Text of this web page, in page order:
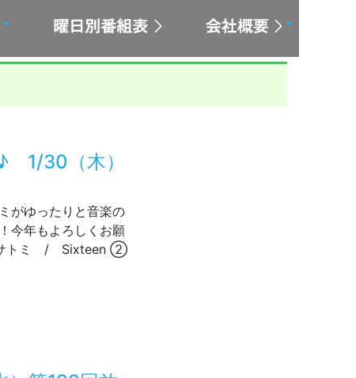
1/30（木）
がゆったりと音楽の
今年もよろしくお願
サトミ / Sixteen ②